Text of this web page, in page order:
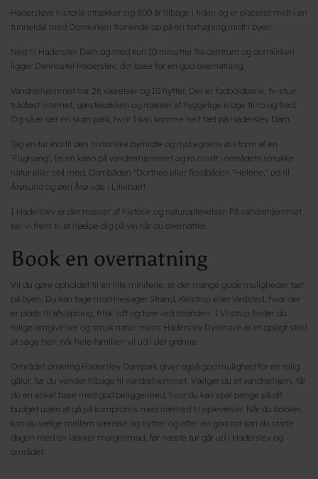
Haderslevs historie strækker sig 800 år tilbage i tiden og er placeret midt i en
tunneldal med Domkirken tronende op på en forhøjning midt i byen.
Ned til Haderslev Dam og med kun 10 minutter fra centrum og domkirken
ligger Danhostel Haderslev, din base for en god overnatning.
Vandrerhjemmet har 26 værelser og 10 hytter. Der er fodboldbane, tv-stue,
trådløst internet, gæstekøkken og masser af hyggelige kroge til ro og fred.
Og så er der en skøn park, hvor I kan komme helt tæt på Haderslev Dam.
Tag en tur ind til den historiske bymidte og nyd egnens øl i form af en
’Fuglsang’, lej en kano på vandrerhjemmet og ro rundt i områdets smukke
natur eller sejl med, Dambåden "Dorthea eller fjordbåden "Helene," ud til
Årøsund og øen Årø ude i Lillebælt.
I Haderslev er der masser af historie og naturoplevelser. På vandrehjemmet
ser vi frem til at hjælpe dig på vej når du overnatter.
Book en overnatning
Vil du gøre opholdet til en lille miniferie, er der mange gode muligheder tæt
på byen. Du kan tage mod Hejsager Strand, Kelstrup eller Vedsted, hvor der
er plads til afslapning, frisk luft og ture ved stranden. I Vilstrup finder du
rolige omgivelser og smuk natur, mens Haderslev Dyrehave er et oplagt sted
at søge hen, når hele familien vil ud i det grønne.
Området omkring Haderslev Dampark giver også god mulighed for en rolig
gåtur, før du vender tilbage til vandrehjemmet. Vælger du et vandrerhjem, får
du en enkel base med god beliggenhed, hvor du kan spar penge på dit
budget uden at gå på kompromis med nærhed til oplevelser. Når du booker,
kan du vælge mellem værelse og hytter, og efter en god nat kan du starte
dagen med en lækker morgenmad, før næste tur går ud i Haderslev og
området.